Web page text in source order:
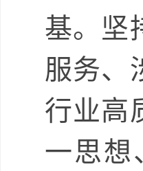
基。坚
服务、
行业高
一思想